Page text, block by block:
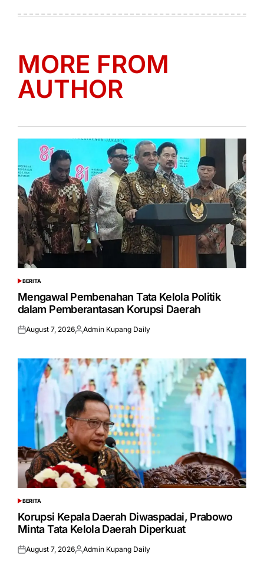
MORE FROM
AUTHOR
POSTED
IN
BERITA
Mengawal Pembenahan Tata Kelola Politik
dalam Pemberantasan Korupsi Daerah
Posted
August 7, 2026Posted
Admin Kupang Daily
POSTED
IN
BERITA
Korupsi Kepala Daerah Diwaspadai, Prabowo
Minta Tata Kelola Daerah Diperkuat
Posted
August 7, 2026Posted
Admin Kupang Daily